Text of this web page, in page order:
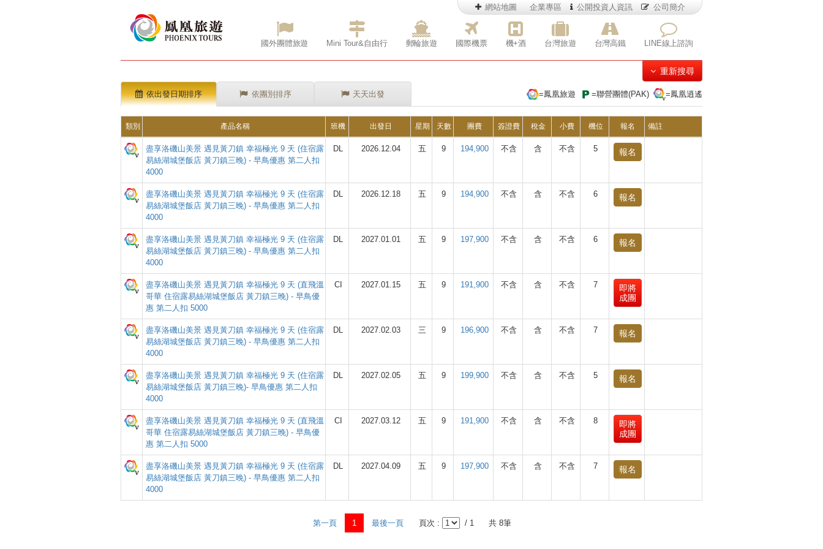
國外團體旅遊 Mini Tour&自由行 郵輪旅遊 國際機票 機+酒 台灣旅遊 台灣高鐵 LINE線上諮詢
網站地圖 企業專區 公開投資人資訊 公司簡介
重新搜尋
依出發日期排序 依團別排序 天天出發 =鳳凰旅遊 =聯營團體(PAK) =鳳凰逍遙
類別 產品名稱 班機 出發日 星期 天數 團費 簽證費 稅金 小費 機位 報名 備註
盡享洛磯山美景 遇見黃刀鎮 幸福極光 9 天 (住宿露
易絲湖城堡飯店 黃刀鎮三晚) - 早鳥優惠 第二人扣
4000
DL 2026.12.04 五 9 194,900 不含 含 不含 5 報名
盡享洛磯山美景 遇見黃刀鎮 幸福極光 9 天 (住宿露
易絲湖城堡飯店 黃刀鎮三晚) - 早鳥優惠 第二人扣
4000
DL 2026.12.18 五 9 194,900 不含 含 不含 6 報名
盡享洛磯山美景 遇見黃刀鎮 幸福極光 9 天 (住宿露
易絲湖城堡飯店 黃刀鎮三晚) - 早鳥優惠 第二人扣
4000
DL 2027.01.01 五 9 197,900 不含 含 不含 6 報名
盡享洛磯山美景 遇見黃刀鎮 幸福極光 9 天 (直飛溫
哥華 住宿露易絲湖城堡飯店 黃刀鎮三晚) - 早鳥優
惠 第二人扣 5000
CI 2027.01.15 五 9 191,900 不含 含 不含 7
即將
成團
盡享洛磯山美景 遇見黃刀鎮 幸福極光 9 天 (住宿露
易絲湖城堡飯店 黃刀鎮三晚) - 早鳥優惠 第二人扣
4000
DL 2027.02.03 三 9 196,900 不含 含 不含 7 報名
盡享洛磯山美景 遇見黃刀鎮 幸福極光 9 天 (住宿露
易絲湖城堡飯店 黃刀鎮三晚)- 早鳥優惠 第二人扣
4000
DL 2027.02.05 五 9 199,900 不含 含 不含 5 報名
盡享洛磯山美景 遇見黃刀鎮 幸福極光 9 天 (直飛溫
哥華 住宿露易絲湖城堡飯店 黃刀鎮三晚) - 早鳥優
惠 第二人扣 5000
CI 2027.03.12 五 9 191,900 不含 含 不含 8
即將
成團
盡享洛磯山美景 遇見黃刀鎮 幸福極光 9 天 (住宿露
易絲湖城堡飯店 黃刀鎮三晚) - 早鳥優惠 第二人扣
4000
DL 2027.04.09 五 9 197,900 不含 含 不含 7 報名
第一頁 1 最後一頁 頁次 : / 1 共 8筆